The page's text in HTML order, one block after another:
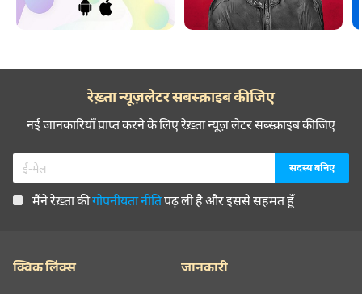
रेख़्ता न्यूज़लेटर सबस्क्राइब कीजिए
नई जानकारियाँ प्राप्त करने के लिए रेख़्ता न्यूज़ लेटर सब्स्क्राइब कीजिए
मैंने रेख़्ता कीगोपनीयता नीतिपढ़ ली है और इससे सहमत हूँ
क्विक लिंक्स जानकारी